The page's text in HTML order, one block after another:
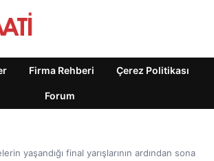
Firma Rehberi Çerez Politikası
Forum
yaşandığı final yarışlarının ardından sona